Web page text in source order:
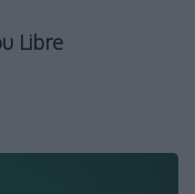
Libre